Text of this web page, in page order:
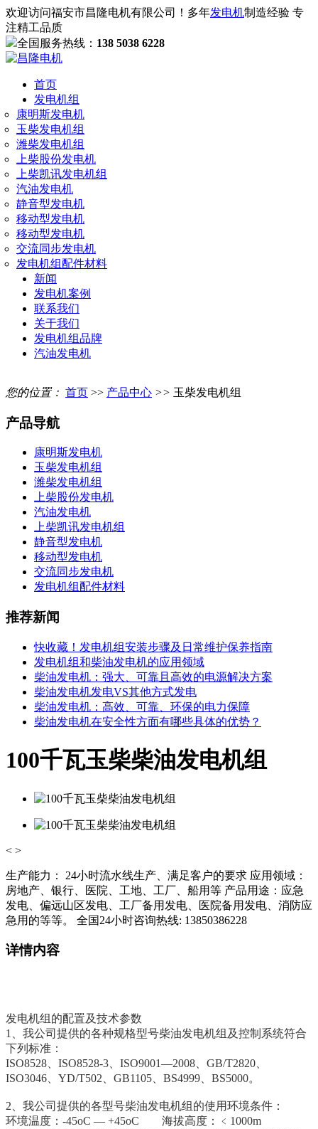
欢迎访问福安市昌隆电机有限公司！多年发电机制造经验 专
注精工品质
全国服务热线： 138 5038 6228
首页
发电机组
康明斯发电机
玉柴发电机组
潍柴发电机组
上柴股份发电机
上柴凯讯发电机组
汽油发电机
静音型发电机
移动型发电机
移动型发电机
交流同步发电机
发电机组配件材料
新闻
发电机案例
联系我们
关于我们
发电机组品牌
汽油发电机
您的位置： 首页 >> 产品中心 >> 玉柴发电机组
产品导航
康明斯发电机
玉柴发电机组
潍柴发电机组
上柴股份发电机
汽油发电机
上柴凯讯发电机组
静音型发电机
移动型发电机
交流同步发电机
发电机组配件材料
推荐新闻
快收藏！发电机组安装步骤及日常维护保养指南
发电机组和柴油发电机的应用领域
柴油发电机：强大、可靠且高效的电源解决方案
柴油发电机发电VS其他方式发电
柴油发电机：高效、可靠、环保的电力保障
柴油发电机在安全性方面有哪些具体的优势？
100千瓦玉柴柴油发电机组
< >
生产能力： 24小时流水线生产、满足客户的要求 应用领域：
房地产、银行、医院、工地、工厂、船用等 产品用途：应急
发电、偏远山区发电、工厂备用发电、医院备用发电、消防应
急用的等等。 全国24小时咨询热线: 13850386228
详情内容
发电机组的配置及技术参数
1、我公司提供的各种规格型号柴油发电机组及控制系统符合
下列标准：
ISO8528、ISO8528-3、ISO9001—2008、GB/T2820、
ISO3046、YD/T502、GB1105、BS4999、BS5000。
2、我公司提供的各型号柴油发电机组的使用环境条件：
环境温度：-45oC — +45oC 海拔高度：﹤1000m